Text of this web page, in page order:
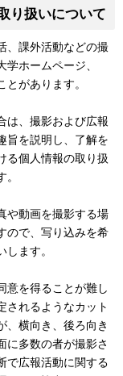
り扱いについて
、課外活動などの撮
ホームページ、
があります。
は、撮影および広報
旨を説明し、了解を
る個人情報の取り扱
や動画を撮影する場
ので、写り込みを希
ます。
意を得ることが難し
されるようなカット
、横向き、後ろ向き
に多数の者が撮影さ
で広報活動に関する